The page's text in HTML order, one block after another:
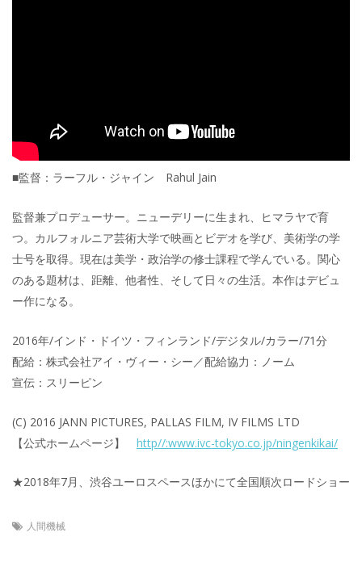
■監督：ラーフル・ジャイン Rahul Jain
監督兼プロデューサー。ニューデリーに生まれ、ヒマラヤで育
つ。カルフォルニア芸術大学で映画とビデオを学び、美術学の学
士号を取得。現在は美学・政治学の修士課程で学んでいる。関心
のある題材は、距離、他者性、そして日々の生活。本作はデビュ
ー作になる。
2016年/インド・ドイツ・フィンランド/デジタル/カラー/71分
配給：株式会社アイ・ヴィー・シー／配給協力：ノーム
宣伝：スリーピン
(C) 2016 JANN PICTURES, PALLAS FILM, IV FILMS LTD
【公式ホームページ】 http//:www.ivc-tokyo.co.jp/ningenkikai/
★2018年7月、渋谷ユーロスペースほかにて全国順次ロードショー
人間機械